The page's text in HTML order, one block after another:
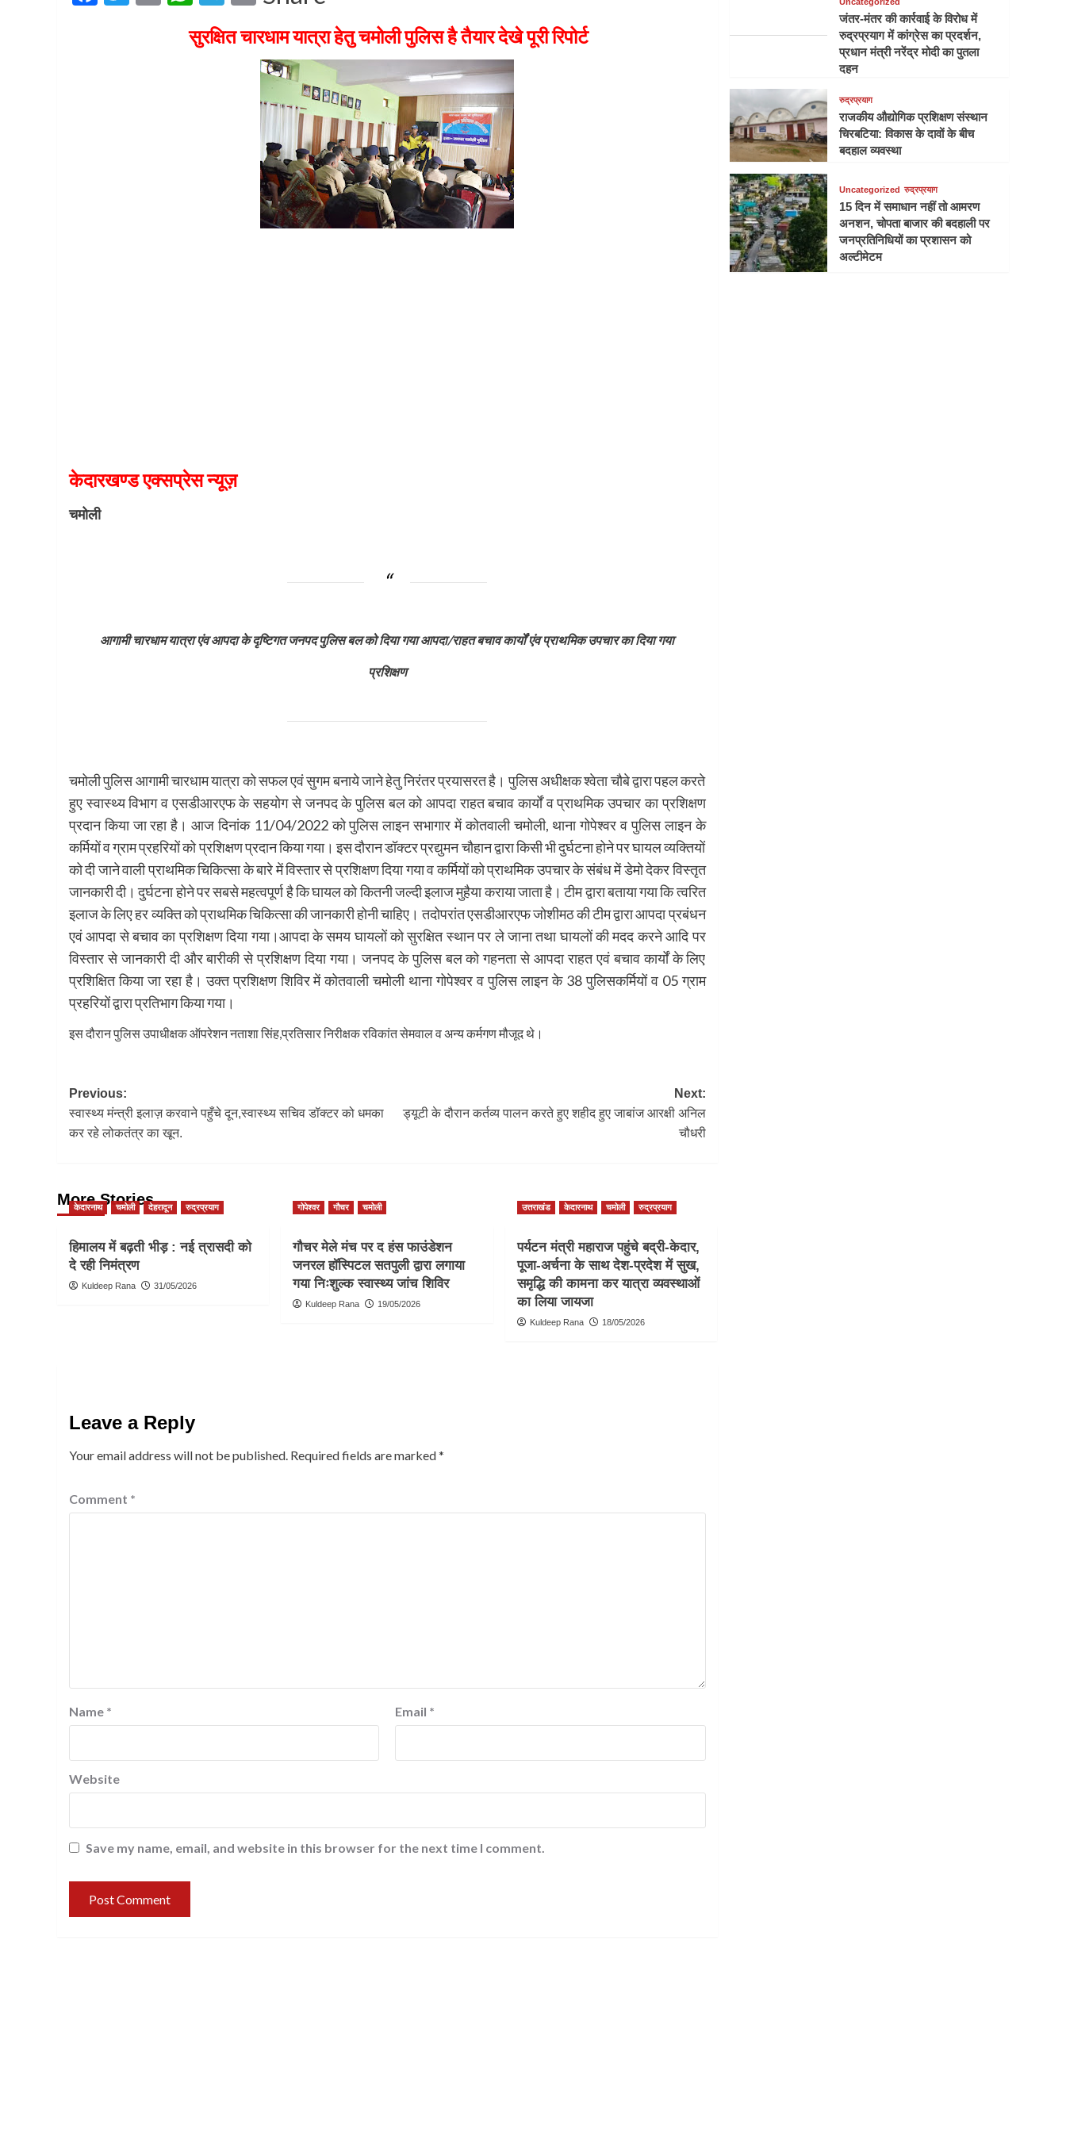
सुरक्षित चारधाम यात्रा हेतु चमोली पुलिस है तैयार देखे पूरी रिपोर्ट
केदारखण्ड एक्सप्रेस न्यूज़
चमोली
आगामी चारधाम यात्रा एंव आपदा के दृष्टिगत जनपद पुलिस बल को दिया गया आपदा/राहत बचाव कार्यों एंव प्राथमिक उपचार का दिया गया
प्रशिक्षण
चमोली पुलिस आगामी चारधाम यात्रा को सफल एवं सुगम बनाये जाने हेतु निरंतर प्रयासरत है। पुलिस अधीक्षक श्वेता चौबे द्वारा पहल करते
हुए स्वास्थ्य विभाग व एसडीआरएफ के सहयोग से जनपद के पुलिस बल को आपदा राहत बचाव कार्यों व प्राथमिक उपचार का प्रशिक्षण
प्रदान किया जा रहा है। आज दिनांक 11/04/2022 को पुलिस लाइन सभागार में कोतवाली चमोली, थाना गोपेश्वर व पुलिस लाइन के
कर्मियों व ग्राम प्रहरियों को प्रशिक्षण प्रदान किया गया। इस दौरान डॉक्टर प्रद्युमन चौहान द्वारा किसी भी दुर्घटना होने पर घायल व्यक्तियों
को दी जाने वाली प्राथमिक चिकित्सा के बारे में विस्तार से प्रशिक्षण दिया गया व कर्मियों को प्राथमिक उपचार के संबंध में डेमो देकर विस्तृत
जानकारी दी। दुर्घटना होने पर सबसे महत्वपूर्ण है कि घायल को कितनी जल्दी इलाज मुहैया कराया जाता है। टीम द्वारा बताया गया कि त्वरित
इलाज के लिए हर व्यक्ति को प्राथमिक चिकित्सा की जानकारी होनी चाहिए। तदोपरांत एसडीआरएफ जोशीमठ की टीम द्वारा आपदा प्रबंधन
एवं आपदा से बचाव का प्रशिक्षण दिया गया।आपदा के समय घायलों को सुरक्षित स्थान पर ले जाना तथा घायलों की मदद करने आदि पर
विस्तार से जानकारी दी और बारीकी से प्रशिक्षण दिया गया। जनपद के पुलिस बल को गहनता से आपदा राहत एवं बचाव कार्यों के लिए
प्रशिक्षित किया जा रहा है। उक्त प्रशिक्षण शिविर में कोतवाली चमोली थाना गोपेश्वर व पुलिस लाइन के 38 पुलिसकर्मियों व 05 ग्राम
प्रहरियों द्वारा प्रतिभाग किया गया।
इस दौरान पुलिस उपाधीक्षक ऑपरेशन नताशा सिंह,प्रतिसार निरीक्षक रविकांत सेमवाल व अन्य कर्मगण मौजूद थे।
Post
navigation
Previous:
स्वास्थ्य मंन्त्री इलाज़ करवाने पहुँचे दून,स्वास्थ्य सचिव डॉक्टर को धमका
कर रहे लोकतंत्र का खून.
Next:
ड्यूटी के दौरान कर्तव्य पालन करते हुए शहीद हुए जाबांज आरक्षी अनिल
चौधरी
More Stories
केदारनाथ चमोली देहरादून रुद्रप्रयाग
हिमालय में बढ़ती भीड़ : नई त्रासदी को
दे रही निमंत्रण
Kuldeep Rana 31/05/2026
गोपेश्वर गौचर चमोली
गौचर मेले मंच पर द हंस फाउंडेशन
जनरल हॉस्पिटल सतपुली द्वारा लगाया
गया निःशुल्क स्वास्थ्य जांच शिविर
Kuldeep Rana 19/05/2026
उत्तराखंड केदारनाथ चमोली रुद्रप्रयाग
पर्यटन मंत्री महाराज पहुंचे बद्री-केदार,
पूजा-अर्चना के साथ देश-प्रदेश में सुख,
समृद्धि की कामना कर यात्रा व्यवस्थाओं
का लिया जायजा
Kuldeep Rana 18/05/2026
Leave a Reply
Your email address will not be published. Required fields are marked*
Comment *
Name * Email *
Website
Save my name, email, and website in this browser for the next time I comment.
जंतर-मंतर की कार्रवाई के विरोध में
रुद्रप्रयाग में कांग्रेस का प्रदर्शन,
प्रधान मंत्री नरेंद्र मोदी का पुतला
दहन
रुद्रप्रयाग
राजकीय औद्योगिक प्रशिक्षण संस्थान
चिरबटिया: विकास के दावों के बीच
बदहाल व्यवस्था
Uncategorized रुद्रप्रयाग
15 दिन में समाधान नहीं तो आमरण
अनशन, चोपता बाजार की बदहाली पर
जनप्रतिनिधियों का प्रशासन को
अल्टीमेटम